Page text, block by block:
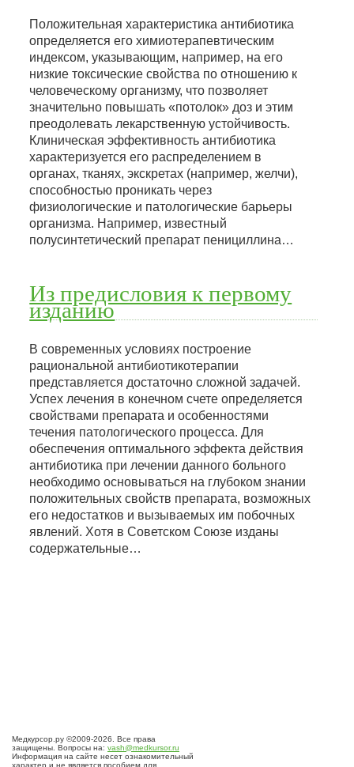
Положительная характеристика антибиотика
определяется его химиотерапевтическим
индексом, указывающим, например, на его
низкие токсические свойства по отношению к
человеческому организму, что позволяет
значительно повышать «потолок» доз и этим
преодолевать лекарственную устойчивость.
Клиническая эффективность антибиотика
характеризуется его распределением в
органах, тканях, экскретах (например, желчи),
способностью проникать через
физиологические и патологические барьеры
организма. Например, известный
полусинтетический препарат пенициллина…
Из предисловия к первому
изданию
В современных условиях построение
рациональной антибиотикотерапии
представляется достаточно сложной задачей.
Успех лечения в конечном счете определяется
свойствами препарата и особенностями
течения патологического процесса. Для
обеспечения оптимального эффекта действия
антибиотика при лечении данного больного
необходимо основываться на глубоком знании
положительных свойств препарата, возможных
его недостатков и вызываемых им побочных
явлений. Хотя в Советском Союзе изданы
содержательные…
Медкурсор.ру ©2009-2026. Все права
защищены. Вопросы на: vash@medkursor.ru
Информация на сайте несет ознакомительный
характер и не является пособием для